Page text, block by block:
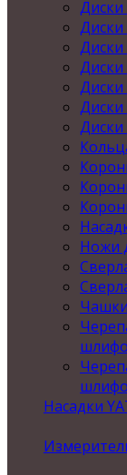
Диски
Диски
Ножи
Насадки